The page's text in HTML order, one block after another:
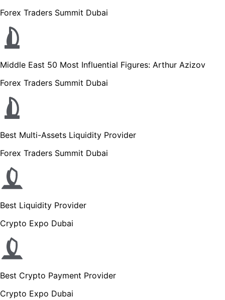
Forex Traders Summit Dubai
Middle East 50 Most Influential Figures: Arthur Azizov
Forex Traders Summit Dubai
Best Multi-Assets Liquidity Provider
Forex Traders Summit Dubai
Best Liquidity Provider
Crypto Expo Dubai
Best Crypto Payment Provider
Crypto Expo Dubai